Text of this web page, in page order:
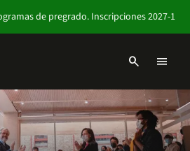
de pregrado. Inscripciones 2027-1
search menu